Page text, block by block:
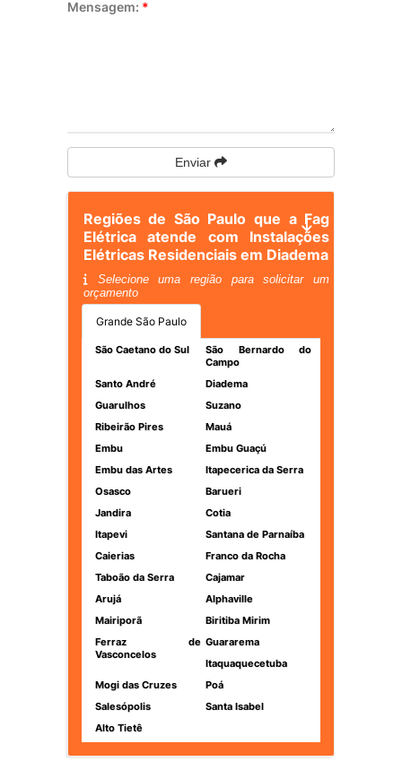
Mensagem: *
Enviar
Regiões de São Paulo que a Fag
Elétrica atende com Instalações
Elétricas Residenciais em Diadema
Selecione uma região para solicitar um
orçamento
Grande São Paulo
São Caetano do Sul
São Bernardo do
Campo
Santo André
Diadema
Guarulhos
Suzano
Ribeirão Pires
Mauá
Embu
Embu Guaçú
Embu das Artes
Itapecerica da Serra
Osasco
Barueri
Jandira
Cotia
Itapevi
Santana de Parnaíba
Caierias
Franco da Rocha
Taboão da Serra
Cajamar
Arujá
Alphaville
Mairiporã
Biritiba Mirim
Ferraz de
Vasconcelos
Guararema
Itaquaquecetuba
Mogi das Cruzes
Poá
Salesópolis
Santa Isabel
Alto Tietê